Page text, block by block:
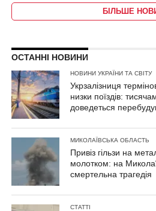
БІЛЬШЕ
ОСТАННІ НОВИНИ
НОВИНИ УКРАЇНИ ТА СВІТУ
Укрзалізниця
низки поїздів:
доведеться
МИКОЛАЇВСЬКА ОБЛАСТЬ
Привіз гільзи на
молотком: на
смертельна трагедія
СТАТТІ